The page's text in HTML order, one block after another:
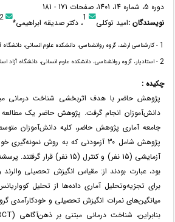
دوره 5، شماره 14، 1401، صفحات 171 - 181
نویسندگان :امید توکلی 1، دکتر صدیقه ابراهیمی* 2
1 - کارشناسی ارشد، گروه روانشناسی، دانشکده علوم انسانی، دانشگاه
2 - استادیار، گروه روانشناسی، دانشکده علوم انسانی، دانشگاه آزاد
چکیده :
دانش‌آموزان انجام گرفت. پژوهش حاضر یک
پژوهش شامل 30 آزمودنی که به روش
آزمایشی (15 نفر) و کنترل
میانگین‌های نمرات انگیزش تحصیلی و خودکارآمدی